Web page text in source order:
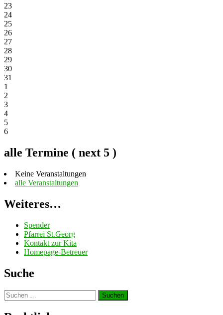
23
24
25
26
27
28
29
30
31
1
2
3
4
5
6
alle Termine ( next 5 )
Keine Veranstaltungen
alle Veranstaltungen
Weiteres…
Spender
Pfarrei St.Georg
Kontakt zur Kita
Homepage-Betreuer
Suche
Suchen
nach: